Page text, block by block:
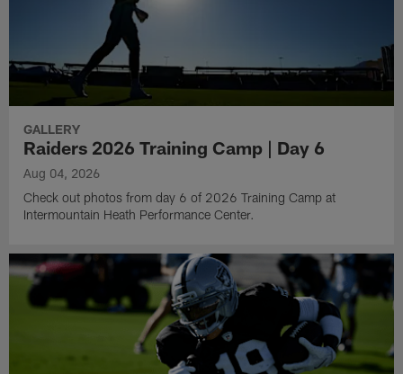
GALLERY
Raiders 2026 Training Camp | Day 6
Aug 04, 2026
Check out photos from day 6 of 2026 Training Camp at
Intermountain Heath Performance Center.